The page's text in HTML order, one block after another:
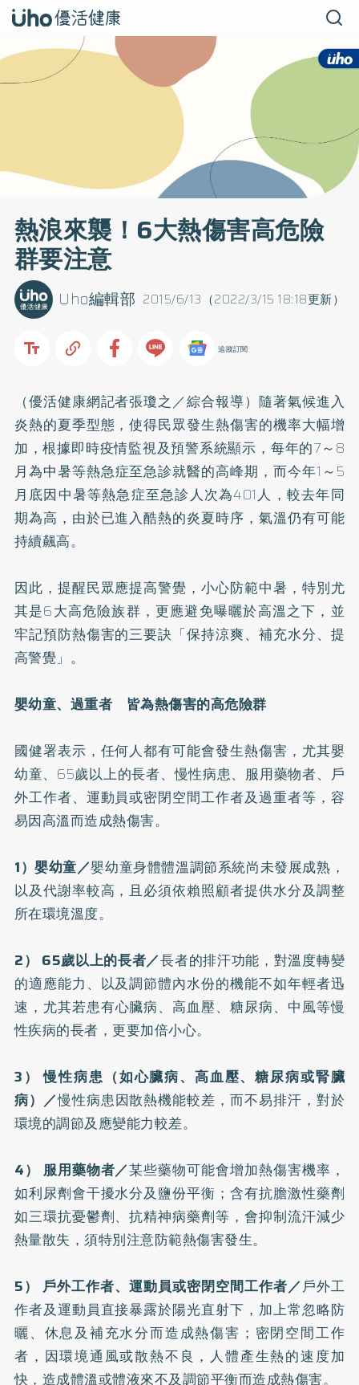
熱浪來襲！6大熱傷害高危險
群要注意
2015/6/13（2022/3/15 18:18更新）
Uho編輯部
追蹤訂閱
（優活健康網記者張瓊之／綜合報導）隨著氣候進入
炎熱的夏季型態，使得民眾發生熱傷害的機率大幅增
加，根據即時疫情監視及預警系統顯示，每年的7～8
月為中暑等熱急症至急診就醫的高峰期，而今年1～5
月底因中暑等熱急症至急診人次為401人，較去年同
期為高，由於已進入酷熱的炎夏時序，氣溫仍有可能
持續飆高。
因此，提醒民眾應提高警覺，小心防範中暑，特別尤
其是6大高危險族群，更應避免曝曬於高溫之下，並
牢記預防熱傷害的三要訣「保持涼爽、補充水分、提
高警覺」。
嬰幼童、過重者 皆為熱傷害的高危險群
國健署表示，任何人都有可能會發生熱傷害，尤其嬰
幼童、65歲以上的長者、慢性病患、服用藥物者、戶
外工作者、運動員或密閉空間工作者及過重者等，容
易因高溫而造成熱傷害。
1）嬰幼童／嬰幼童身體體溫調節系統尚未發展成熟，
以及代謝率較高，且必須依賴照顧者提供水分及調整
所在環境溫度。
2） 65歲以上的長者／長者的排汗功能，對溫度轉變
的適應能力、以及調節體內水份的機能不如年輕者迅
速，尤其若患有心臟病、高血壓、糖尿病、 中風等慢
性疾病的長者，更要加倍小心。
3） 慢性病患（如心臟病、高血壓、糖尿病或腎臟
病）／慢性病患因散熱機能較差，而不易排汗，對於
環境的調節及應變能力較差。
4） 服用藥物者／某些藥物可能會增加熱傷害機率，
如利尿劑會干擾水分及鹽份平衡；含有抗膽激性藥劑
如三環抗憂鬱劑、抗精神病藥劑等，會抑制流汗減少
熱量散失，須特別注意防範熱傷害發生。
5） 戶外工作者、運動員或密閉空間工作者／戶外工
作者及運動員直接暴露於陽光直射下，加上常忽略防
曬、休息及補充水分而造成熱傷害；密閉空間工作
者，因環境通風或散熱不良，人體產生熱的速度加
快，造成體溫或體液來不及調節平衡而造成熱傷害。